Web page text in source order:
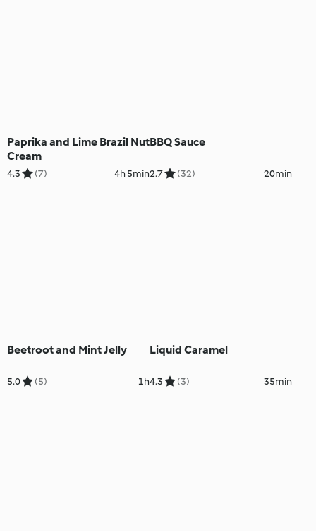
Paprika and Lime Brazil Nut
Cream
4.3 (7) 4h 5min
BBQ Sauce
2.7 (32) 20min
Beetroot and Mint Jelly
5.0 (5) 1h
Liquid Caramel
4.3 (3) 35min